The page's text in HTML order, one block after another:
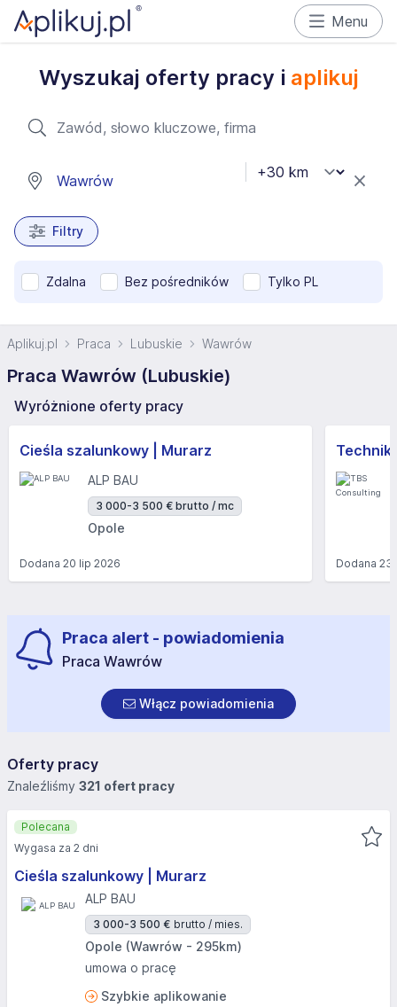
Menu
Wyszukaj oferty pracy i aplikuj
Filtry
Zdalna Bez pośredników Tylko PL
Aplikuj.pl Praca Lubuskie Wawrów
Praca Wawrów (Lubuskie)
Wyróżnione oferty pracy
Cieśla szalunkowy | Murarz
ALP BAU
3 000-3 500 € brutto / mc
Opole
Dodana 20 lip 2026 Dodana23
Praca alert - powiadomienia
Praca Wawrów
Włącz powiadomienia
Oferty pracy
Znaleźliśmy 321 ofert pracy
Cieśla szalunkowy | Murarz
ALP BAU
3 000-3 500 € brutto / mies.
Opole (Wawrów - 295km)
umowa o pracę
Szybkie aplikowanie
Polecana
Wygasa za 2 dni